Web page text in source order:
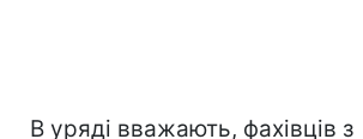
В уряді вважають, фахівців з